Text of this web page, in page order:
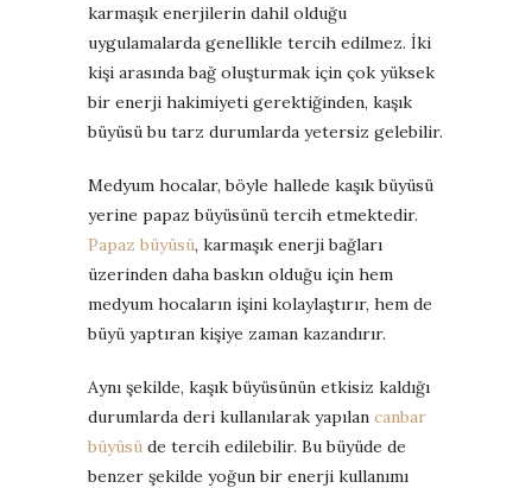
karmaşık enerjilerin dahil olduğu
uygulamalarda genellikle tercih edilmez. İki
kişi arasında bağ oluşturmak için çok yüksek
bir enerji hakimiyeti gerektiğinden, kaşık
büyüsü bu tarz durumlarda yetersiz gelebilir.
Medyum hocalar, böyle hallede kaşık büyüsü
yerine papaz büyüsünü tercih etmektedir.
Papaz büyüsü, karmaşık enerji bağları
üzerinden daha baskın olduğu için hem
medyum hocaların işini kolaylaştırır, hem de
büyü yaptıran kişiye zaman kazandırır.
Aynı şekilde, kaşık büyüsünün etkisiz kaldığı
durumlarda deri kullanılarak yapılan canbar
büyüsü de tercih edilebilir. Bu büyüde de
benzer şekilde yoğun bir enerji kullanımı